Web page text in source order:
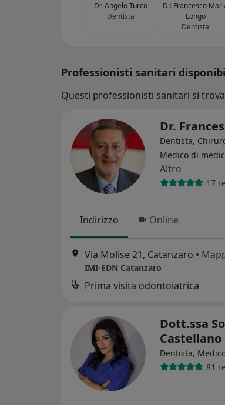
Dr. Angelo Turco
Dentista
Dr. Francesco
Longo
Dentista
Professionisti sanitari
Questi professionisti sanitari si
Dr.
Dentista,
Medico di
Altro
17
Indirizzo Online
Via Molise 21, Catanzaro •
IMI-EDN Catanzaro
Prima visita odontoiatrica
Dott.ssa
Castellano
Dentista,
81